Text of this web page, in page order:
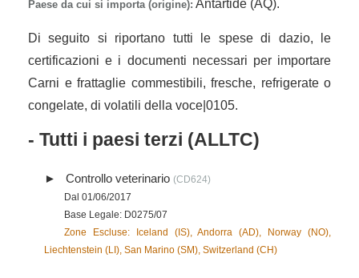
Paese da cui si importa (origine): Antartide (AQ).
Di seguito si riportano tutti le spese di dazio, le
certificazioni e i documenti necessari per importare
Carni e frattaglie commestibili, fresche, refrigerate o
congelate, di volatili della voce|0105.
- Tutti i paesi terzi (ALLTC)
Controllo veterinario (CD624)
Dal 01/06/2017
Base Legale: D0275/07
Zone Escluse: Iceland (IS), Andorra (AD), Norway (NO),
Liechtenstein (LI), San Marino (SM), Switzerland (CH)